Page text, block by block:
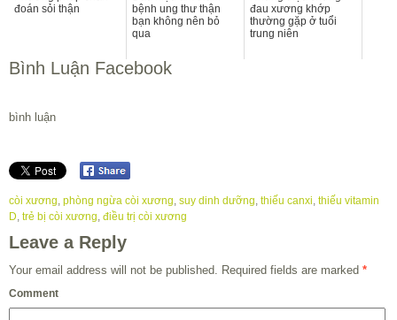
đoán sỏi thận
bệnh ung thư thận
bạn không nên bỏ
qua
đau xương khớp
thường gặp ở tuổi
trung niên
Bình Luận Facebook
bình luận
còi xương, phòng ngừa còi xương, suy dinh dưỡng, thiếu canxi, thiếu vitamin
D, trẻ bị còi xương, điều trị còi xương
Leave a Reply
Your email address will not be published. Required fields are marked *
Comment